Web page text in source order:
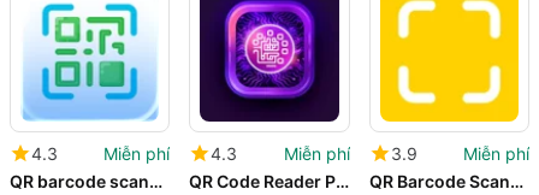
4.3
Miễn phí
QR barcode scanner scanful
4.3
Miễn phí
QR Code Reader PRO
3.9
Miễn phí
QR Barcode Scanner